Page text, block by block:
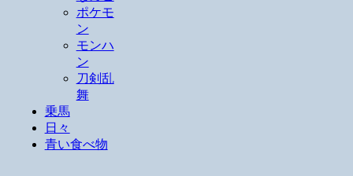
ポケモ
ン
モンハ
ン
刀剣乱
舞
乗馬
日々
青い食べ物